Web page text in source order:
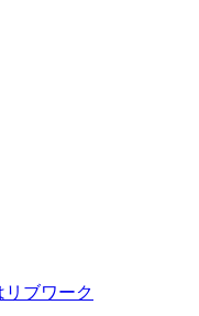
ブワーク